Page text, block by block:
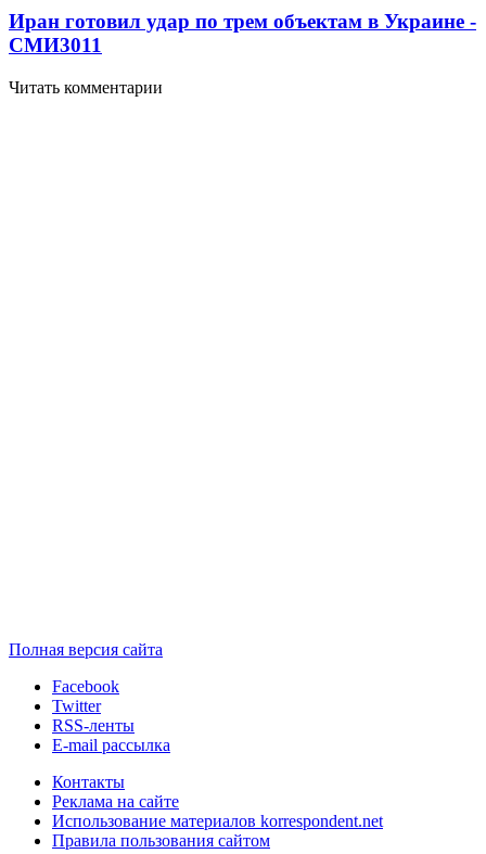
Иран готовил удар по трем объектам в Украине -
СМИ3011
Читать комментарии
Полная версия сайта
Facebook
Twitter
RSS-ленты
E-mail рассылка
Контакты
Реклама на сайте
Использование материалов korrespondent.net
Правила пользования сайтом